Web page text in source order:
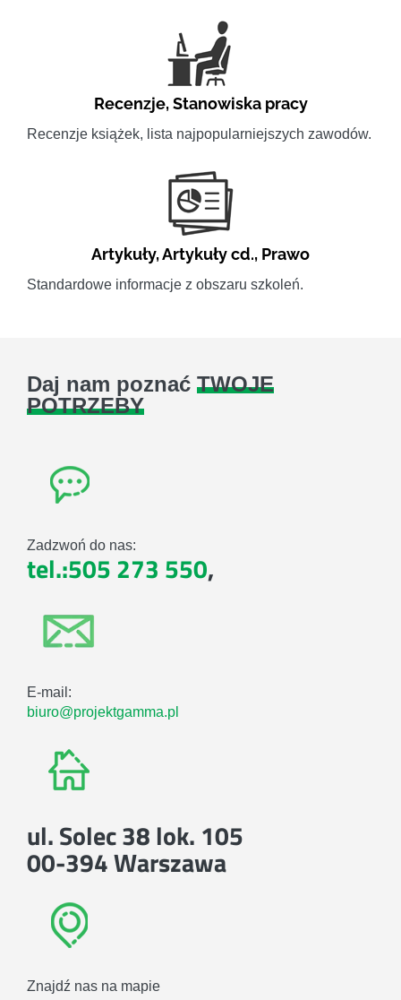
Recenzje,Stanowiska pracy
Recenzje książek, lista najpopularniejszych zawodów.
Artykuły,Artykuły cd., Prawo
Standardowe informacje z obszaru szkoleń.
Daj nam poznać TWOJE
POTRZEBY
Zadzwoń do nas:
tel.:505 273 550,
E-mail:
biuro@projektgamma.pl
ul. Solec 38 lok. 105
00-394 Warszawa
Znajdź nas na mapie